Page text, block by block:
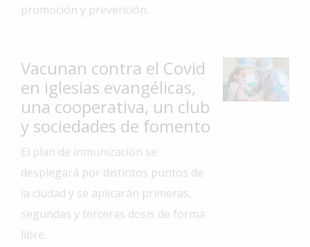
Interés
La
Ciudad
Deportes
Arte
y
Espectáculos
Policiales
Cartelera
Fotos
promoción y prevención.
Vacunan contra el Covid
en iglesias evangélicas,
una cooperativa, un club
y sociedades de fomento
El plan de inmunización se
desplegará por distintos puntos de
la ciudad y se aplicarán primeras,
segundas y terceras dosis de forma
libre.